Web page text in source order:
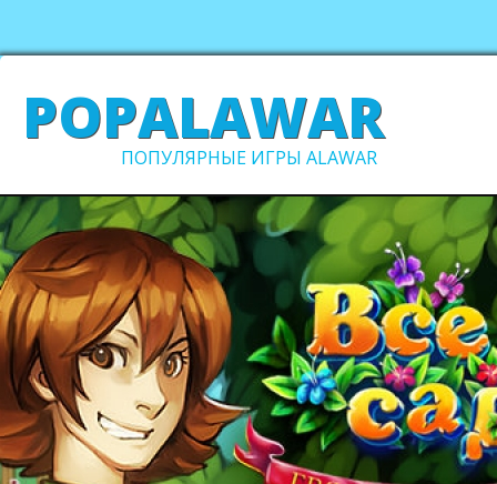
POPALAWAR
ПОПУЛЯРНЫЕ ИГРЫ ALAWAR